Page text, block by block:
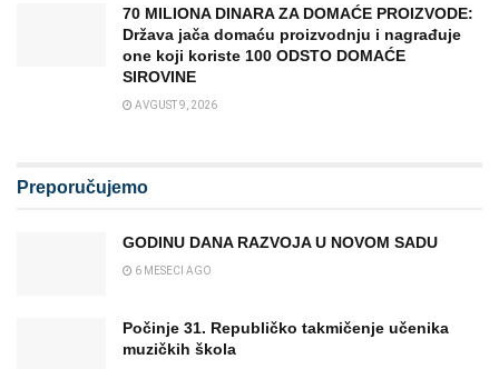
70 MILIONA DINARA ZA DOMAĆE PROIZVODE:
Država jača domaću proizvodnju i nagrađuje
one koji koriste 100 ODSTO DOMAĆE
SIROVINE
AVGUST 9, 2026
Preporučujemo
GODINU DANA RAZVOJA U NOVOM SADU
6 MESECI AGO
Počinje 31. Republičko takmičenje učenika
muzičkih škola